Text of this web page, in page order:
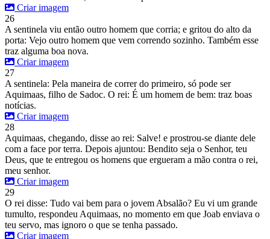
Criar imagem
26
A sentinela viu então outro homem que corria; e gritou do alto da
porta: Vejo outro homem que vem correndo sozinho. Também esse
traz alguma boa nova.
Criar imagem
27
A sentinela: Pela maneira de correr do primeiro, só pode ser
Aquimaas, filho de Sadoc. O rei: É um homem de bem: traz boas
notícias.
Criar imagem
28
Aquimaas, chegando, disse ao rei: Salve! e prostrou-se diante dele
com a face por terra. Depois ajuntou: Bendito seja o Senhor, teu
Deus, que te entregou os homens que ergueram a mão contra o rei,
meu senhor.
Criar imagem
29
O rei disse: Tudo vai bem para o jovem Absalão? Eu vi um grande
tumulto, respondeu Aquimaas, no momento em que Joab enviava o
teu servo, mas ignoro o que se tenha passado.
Criar imagem